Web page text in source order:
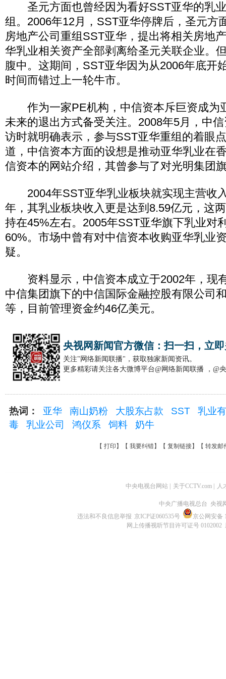
圣元方面也曾经因为看好SST亚华的乳业
组。2006年12月，SST亚华停牌后，圣元方
房地产公司重组SST亚华，提出将相关房地
华乳业相关资产全部剥离给圣元关联企业。
腹中。这期间，SST亚华因为从2006年底开
时间而错过上一轮牛市。
作为一家PE机构，中信资本斥巨资成为
未来的退出方式备受关注。2008年5月，中
访时就明确表示，参与SST亚华重组的着眼
道，中信资本方面的设想是推动亚华乳业在
信资本的网站介绍，其曾参与了对光明集团
2004年SST亚华乳业板块就实现主营收
年，其乳业板块收入更是达到8.59亿元，这
持在45%左右。2005年SST亚华旗下乳业对
60%。市场中曾有对中信资本收购亚华乳业
疑。
资料显示，中信资本成立于2002年，现
中信集团旗下的中信国际金融控股有限公司
等，目前管理资金约46亿美元。
央视网新闻官方微信：扫一扫，立
关注"网络新闻联播"，获取独家新闻资讯。
更多精彩请关注各大微博平台@网络新闻联播 ，@
热词： 亚华 南山奶粉 大股东占款 SST
乳业
毒
乳业公司 鸿仪系 饲料 奶牛
【 打印 】【 我要纠错】【 复制链接】【 转发邮
中央电视台网站 关于CCTV.com 人
中央广播电视总台 央视
违法和不良信息举报 京ICP证060535号
京公网安备
网上传播视听节目许可证号 0102002